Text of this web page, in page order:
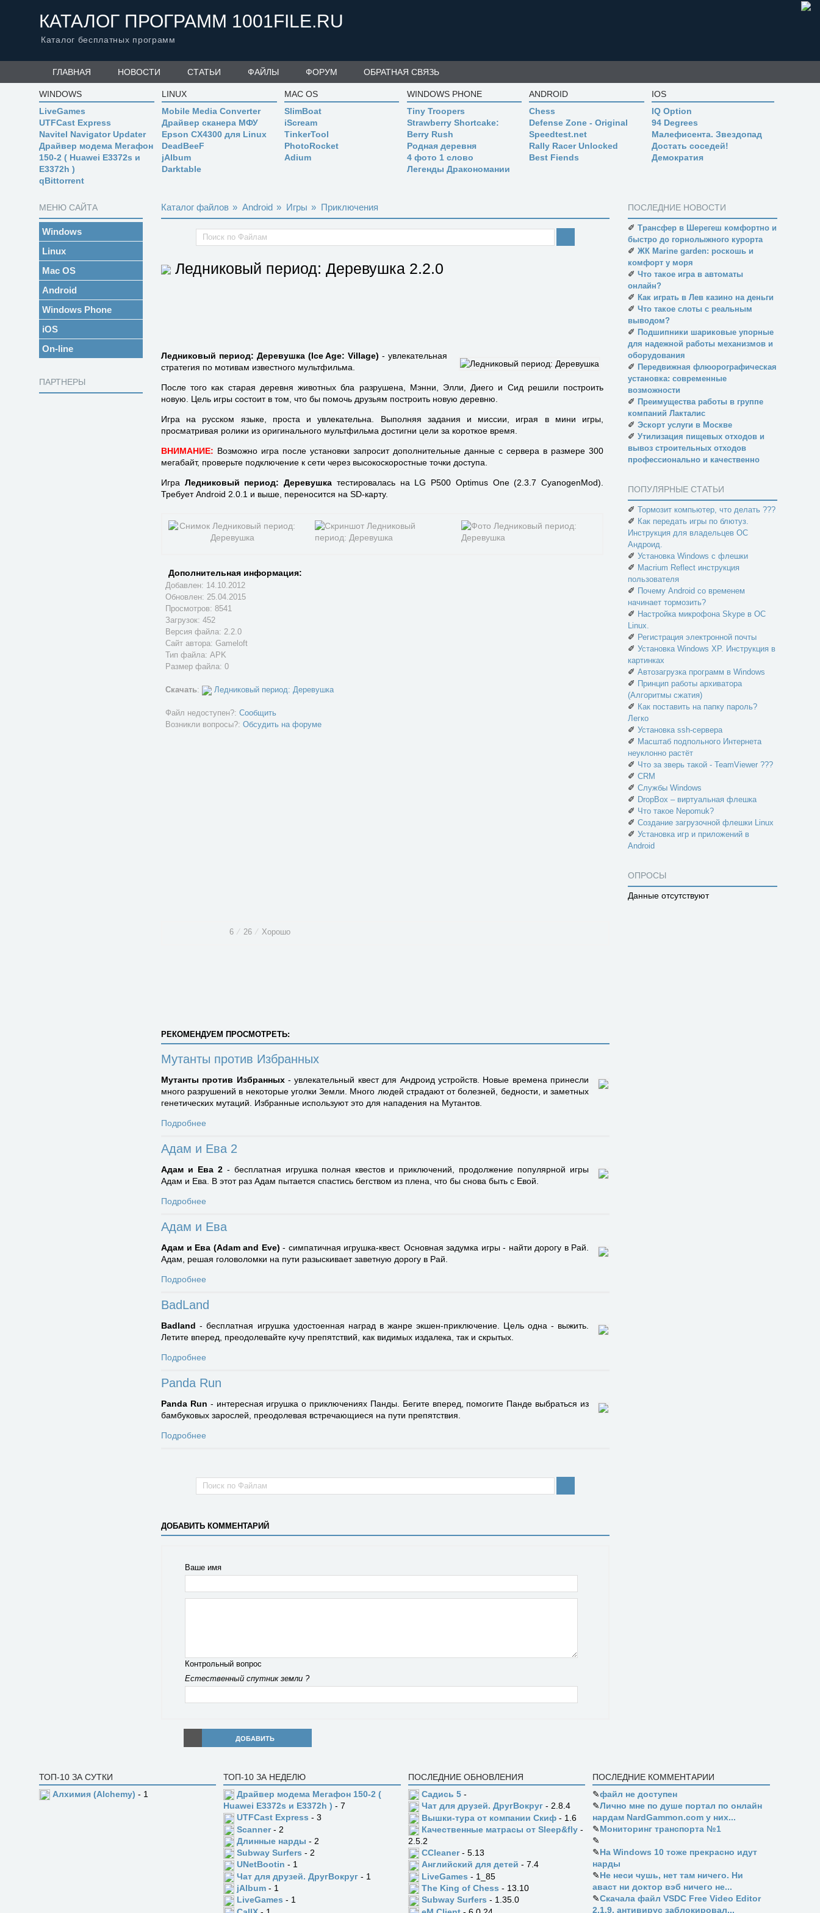
КАТАЛОГ ПРОГРАММ 1001FILE.RU
Каталог бесплатных программ
ГЛАВНАЯ НОВОСТИ СТАТЬИ ФАЙЛЫ ФОРУМ ОБРАТНАЯ СВЯЗЬ
WINDOWS
LiveGames
UTFCast Express
Navitel Navigator Updater
Драйвер модема Мегафон
150-2 ( Huawei E3372s и
E3372h )
qBittorrent
LINUX
Mobile Media Converter
Драйвер сканера МФУ
Epson CX4300 для Linux
DeadBeeF
jAlbum
Darktable
MAC OS
SlimBoat
iScream
TinkerTool
PhotoRocket
Adium
WINDOWS PHONE
Tiny Troopers
Strawberry Shortcake:
Berry Rush
Родная деревня
4 фото 1 слово
Легенды Дракономании
ANDROID
Chess
Defense Zone - Original
Speedtest.net
Rally Racer Unlocked
Best Fiends
IOS
IQ Option
94 Degrees
Малефисента. Звездопад
Достать соседей!
Демократия
МЕНЮ САЙТА
Windows
Linux
Mac OS
Android
Windows Phone
iOS
On-line
ПАРТНЕРЫ
Каталог файлов » Android » Игры » Приключения
Ледниковый период: Деревушка 2.2.0
Ледниковый период: Деревушка (Ice Age: Village) - увлекательная
стратегия по мотивам известного мультфильма.
После того как старая деревня животных бла разрушена, Мэнни, Элли, Диего и Сид решили построить
новую. Цель игры состоит в том, что бы помочь друзьям построить новую деревню.
Игра на русском языке, проста и увлекательна. Выполняя задания и миссии, играя в мини игры,
просматривая ролики из оригинального мультфильма достигни цели за короткое время.
ВНИМАНИЕ: Возможно игра после установки запросит дополнительные данные с сервера в размере 300
мегабайт, проверьте подключение к сети через высокоскоростные точки доступа.
Игра Ледниковый период: Деревушка тестировалась на LG P500 Optimus One (2.3.7 CyanogenMod).
Требует Android 2.0.1 и выше, переносится на SD-карту.
Дополнительная информация:
Добавлен: 14.10.2012
Обновлен: 25.04.2015
Просмотров: 8541
Загрузок: 452
Версия файла: 2.2.0
Сайт автора: Gameloft
Тип файла: APK
Размер файла: 0
Скачать: Ледниковый период: Деревушка
Файл недоступен?: Сообщить
Возникли вопросы?: Обсудить на форуме
6 ⁄ 26 ⁄ Хорошо
РЕКОМЕНДУЕМ ПРОСМОТРЕТЬ:
Мутанты против Избранных
Мутанты против Избранных- увлекательный квест для Андроид устройств. Новые времена принесли
много разрушений в некоторые уголки Земли. Много людей страдают от болезней, бедности, и заметных
генетических мутаций. Избранные используют это для нападения на Мутантов.
Подробнее
Адам и Ева 2
Адам и Ева 2- бесплатная игрушка полная квестов и приключений, продолжение популярной игры
Адам и Ева. В этот раз Адам пытается спастись бегством из плена, что бы снова быть с Евой.
Подробнее
Адам и Ева
Адам и Ева (Adam and Eve) - симпатичная игрушка-квест. Основная задумка игры - найти дорогу в Рай.
Адам, решая головоломки на пути разыскивает заветную дорогу в Рай.
Подробнее
BadLand
Badland - бесплатная игрушка удостоенная наград в жанре экшен-приключение. Цель одна - выжить.
Летите вперед, преодолевайте кучу препятствий, как видимых издалека, так и скрытых.
Подробнее
Panda Run
Panda Run - интересная игрушка о приключениях Панды. Бегите вперед, помогите Панде выбраться из
бамбуковых зарослей, преодолевая встречающиеся на пути препятствия.
Подробнее
ДОБАВИТЬ КОММЕНТАРИЙ
Ваше имя
Контрольный вопрос
Естественный спутник земли ?
ДОБАВИТЬ
ПОСЛЕДНИЕ НОВОСТИ
✐ Трансфер в Шерегеш комфортно и
быстро до горнолыжного курорта
✐ ЖК Marine garden: роскошь и
комфорт у моря
✐ Что такое игра в автоматы
онлайн?
✐ Как играть в Лев казино на деньги
✐ Что такое слоты с реальным
выводом?
✐ Подшипники шариковые упорные
для надежной работы механизмов и
оборудования
✐ Передвижная флюорографическая
установка: современные
возможности
✐ Преимущества работы в группе
компаний Лакталис
✐ Эскорт услуги в Москве
✐ Утилизация пищевых отходов и
вывоз строительных отходов
профессионально и качественно
ПОПУЛЯРНЫЕ СТАТЬИ
✐ Тормозит компьютер, что делать ???
✐ Как передать игры по блютуз.
Инструкция для владельцев ОС
Андроид.
✐ Установка Windows с флешки
✐ Macrium Reflect инструкция
пользователя
✐ Почему Android со временем
начинает тормозить?
✐ Настройка микрофона Skype в ОС
Linux.
✐ Регистрация электронной почты
✐ Установка Windows XP. Инструкция в
картинках
✐ Автозагрузка программ в Windows
✐ Принцип работы архиватора
(Алгоритмы сжатия)
✐ Как поставить на папку пароль?
Легко
✐ Установка ssh-сервера
✐ Масштаб подпольного Интернета
неуклонно растёт
✐ Что за зверь такой - TeamViewer ???
✐ CRM
✐ Службы Windows
✐ DropBox – виртуальная флешка
✐ Что такое Nepomuk?
✐ Создание загрузочной флешки Linux
✐ Установка игр и приложений в
Android
ОПРОСЫ
Данные отсутствуют
ТОП-10 ЗА СУТКИ
Алхимия (Alchemy) - 1
ТОП-10 ЗА НЕДЕЛЮ
Драйвер модема Мегафон 150-2 (
Huawei E3372s и E3372h ) - 7
UTFCast Express - 3
Scanner- 2
Длинные нарды - 2
Subway Surfers - 2
UNetBootin - 1
Чат для друзей. ДругВокруг - 1
jAlbum - 1
LiveGames - 1
ПОСЛЕДНИЕ ОБНОВЛЕНИЯ
Садись 5-
Чат для друзей. ДругВокруг- 2.8.4
Вышки-тура от компании Скиф- 1.6
Качественные матрасы от Sleep&fly-
2.5.2
CCleaner- 5.13
Английский для детей - 7.4
LiveGames - 1_85
The King of Chess - 13.10
Subway Surfers - 1.35.0
ПОСЛЕДНИЕ КОММЕНТАРИИ
✎файл не доступен
✎Лично мне по душе портал по онлайн
нардам NardGammon.com у них...
✎Мониторинг транспорта №1
✎
✎На Windows 10 тоже прекрасно идут
нарды
✎Не неси чушь, нет там ничего. Ни
аваст ни доктор вэб ничего не...
✎Скачала файл VSDC Free Video Editor
2.1.9, антивирус заблокировал...